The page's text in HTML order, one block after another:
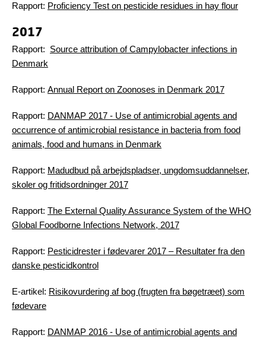
Rapport: Proficiency Test on pesticide residues in hay flour
2017
Rapport: Source attribution of Campylobacter infections in
Denmark
Rapport: Annual Report on Zoonoses in Denmark 2017
Rapport: DANMAP 2017 - Use of antimicrobial agents and
occurrence of antimicrobial resistance in bacteria from food
animals, food and humans in Denmark
Rapport: Madudbud på arbejdspladser, ungdomsuddannelser,
skoler og fritidsordninger 2017
Rapport: The External Quality Assurance System of the WHO
Global Foodborne Infections Network, 2017
Rapport: Pesticidrester i fødevarer 2017 – Resultater fra den
danske pesticidkontrol
E-artikel: Risikovurdering af bog (frugten fra bøgetræet) som
fødevare
Rapport: DANMAP 2016 - Use of antimicrobial agents and